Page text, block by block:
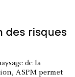
des risques
de la
ASPM permet